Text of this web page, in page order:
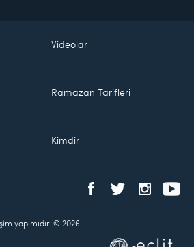
Videolar
Ramazan Tarifleri
Kimdir
yapımıdır. © 2026